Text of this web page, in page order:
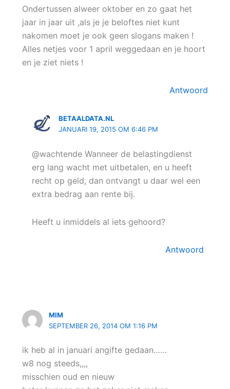
Ondertussen alweer oktober en zo gaat het
jaar in jaar uit ,als je je beloftes niet kunt
nakomen moet je ook geen slogans maken !
Alles netjes voor 1 april weggedaan en je hoort
en je ziet niets !
Antwoord
BETAALDATA.NL
JANUARI 19, 2015 OM 6:46 PM
@wachtende Wanneer de belastingdienst
erg lang wacht met uitbetalen, en u heeft
recht op geld, dan ontvangt u daar wel een
extra bedrag aan rente bij.
Heeft u inmiddels al iets gehoord?
Antwoord
MIM
SEPTEMBER 26, 2014 OM 1:16 PM
ik heb al in januari angifte gedaan……
w8 nog steeds,,,,
misschien oud en nieuw